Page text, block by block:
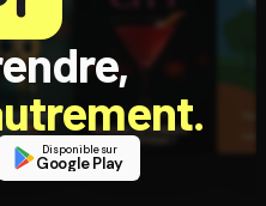
Disponible sur
Google Play